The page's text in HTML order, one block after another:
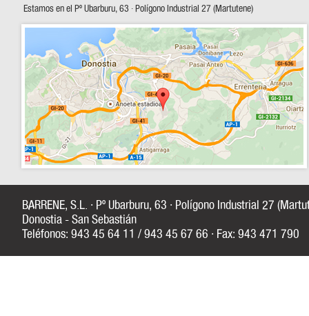
Estamos en el Pº Ubarburu, 63 · Polígono Industrial 27 (Martutene)
BARRENE, S.L. · Pº Ubarburu, 63 · Polígono Industrial 27
Donostia - San Sebastián
Teléfonos: 943 45 64 11 / 943 45 67 66 · Fax: 943 471 790